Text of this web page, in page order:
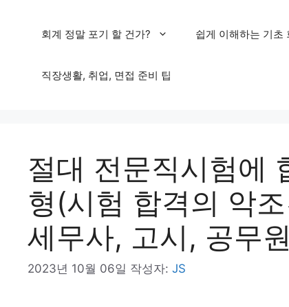
회계 정말 포기 할 건가? 쉽게 이해하는 기초
직장생활, 취업, 면접 준비 팁
절대 전문직시험에
형(시험 합격의 악
세무사, 고시, 공무
2023년 10월 06일 작성자: JS